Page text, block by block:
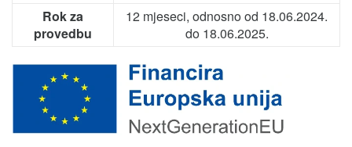
Rok za
provedbu
12 mjeseci, odnosno od 18.06.2024.
do 18.06.2025.